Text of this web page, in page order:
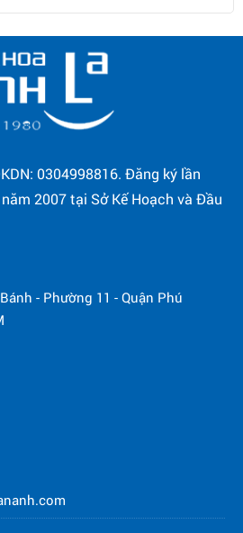
0304998816. Đăng ký lần
2007 tại Sở Kế Hoạch và Đầu
- Phường 11 - Quận Phú